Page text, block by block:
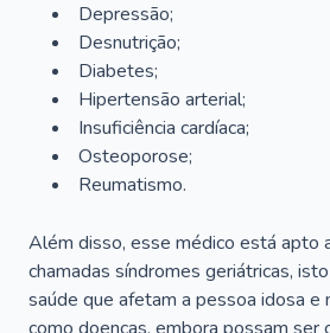
Depressão;
Desnutrição;
Diabetes;
Hipertensão arterial;
Insuficiência cardíaca;
Osteoporose;
Reumatismo.
Além disso, esse médico está apto
chamadas síndromes geriátricas,
saúde que afetam a pessoa idosa e